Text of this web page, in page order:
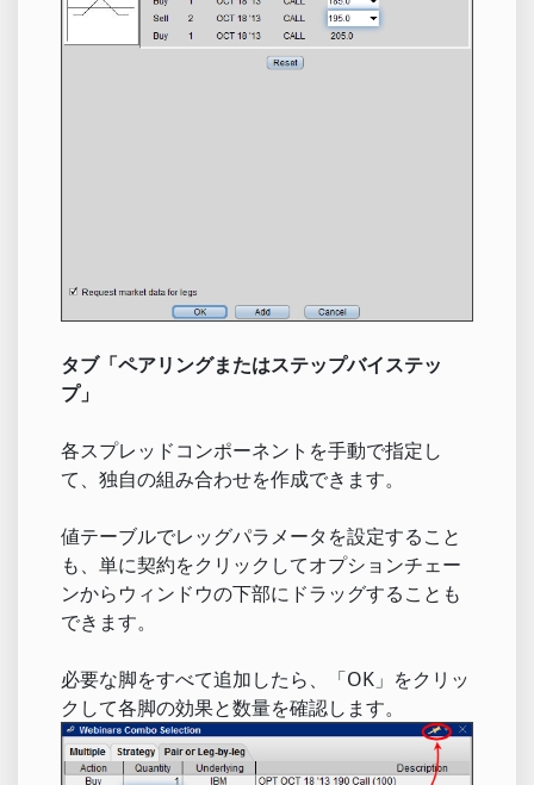
タブ「ペアリングまたはステップバイステッ
プ」
各スプレッドコンポーネントを手動で指定し
て、独自の組み合わせを作成できます。
値テーブルでレッグパラメータを設定すること
も、単に契約をクリックしてオプションチェー
ンからウィンドウの下部にドラッグすることも
できます。
必要な脚をすべて追加したら、「OK」をクリッ
クして各脚の効果と数量を確認します。